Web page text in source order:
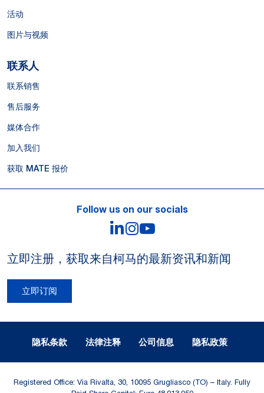
活动
图片与视频
联系人
联系销售
售后服务
媒体合作
加入我们
获取 MATE 报价
Follow us on our socials
LinkedIn
Instagram
立即注册，获取来自柯马的最新资讯和新闻
立即订阅
隐私条款 法律注释 公司信息 隐私政策
Registered Office: Via Rivalta, 30, 10095 Grugliasco (TO) – Italy. Fully